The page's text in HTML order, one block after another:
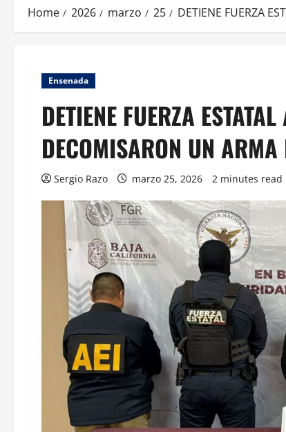
Home 2026 marzo 25 DETIENE FUERZA
Ensenada
DETIENE FUERZA
DECOMISARON UN ARMA
Sergio Razo marzo 25, 2026 2 minutes read